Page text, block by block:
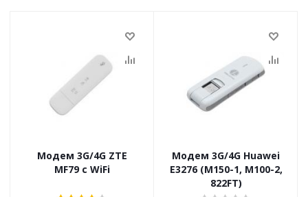
Модем 3G/4G ZTE
MF79 с WiFi
Модем 3G/4G Huawei
E3276 (M150-1, M100-2,
822FT)